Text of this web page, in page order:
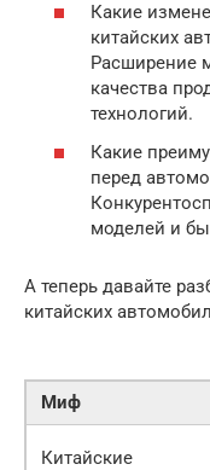
Какие
китайских
Расширение
качества
технологий.
Какие
перед
моделей и
А теперь давайте
китайских
Миф
Китайские